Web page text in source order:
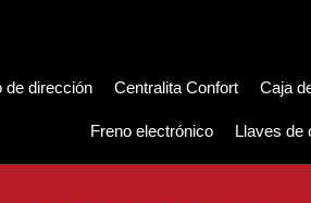
de dirección Centralita Confort Caja
Freno electrónico Llaves de